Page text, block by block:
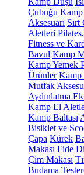
Çubuğu
Aksesuarı Sırt
Aletleri
Fitness ve
Bavul Kamp
Kamp Yemek
Ürünler Kamp
Mutfak
Aydınlatma
Kamp El
Kamp Baltası
Bisiklet ve
Çapa Kürek
Makası Fide
Çim Makası
Budama